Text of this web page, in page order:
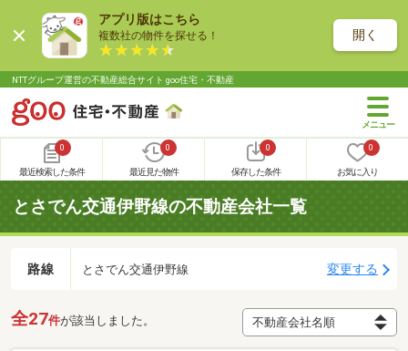
アプリ版はこちら
複数社の物件を探せる！ 開く
NTTグループ運営の不動産総合サイト goo住宅・不動産
0
最近検索した条件
0
最近見た物件
0
保存した条件
0
お気に入り
とさでん交通伊野線の不動産会社一覧
路線 とさでん交通伊野線 変更する
全27件が該当しました。